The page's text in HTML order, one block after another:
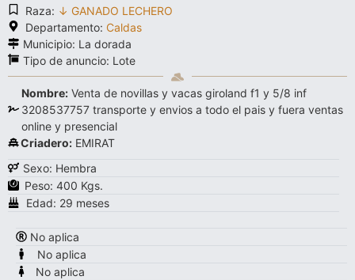
Raza: ↓ GANADO LECHERO
Departamento: Caldas
Municipio: La dorada
Tipo de anuncio: Lote
Nombre: Venta de novillas y vacas giroland f1 y 5/8 inf
3208537757 transporte y envios a todo el pais y fuera ventas
online y presencial
Criadero: EMIRAT
Sexo: Hembra
Peso: 400 Kgs.
Edad: 29 meses
No aplica
No aplica
No aplica